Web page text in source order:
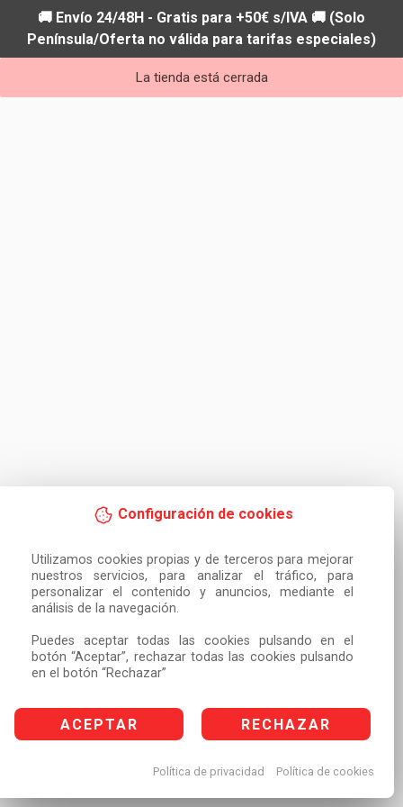
Configuración de cookies
Utilizamos cookies propias y de terceros para mejorar
nuestros servicios, para analizar el tráfico, para
personalizar el contenido y anuncios, mediante el
análisis de la navegación.
Puedes aceptar todas las cookies pulsando en el
botón “Aceptar”, rechazar todas las cookies pulsando
en el botón “Rechazar”
ACEPTAR RECHAZAR
Política de privacidad Política de cookies
🚚 Envío 24/48H - Gratis para +50€ s/IVA 🚚 (Solo
Península/Oferta no válida para tarifas especiales)
La tienda está cerrada